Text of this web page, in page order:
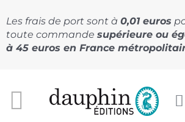
au
contenu
Les frais de port sont à 0,01 euros
toute commande supérieure ou
à 45 euros en France